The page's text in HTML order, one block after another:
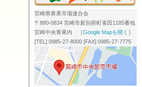
宮崎県青果市場連合会
〒880-0834 宮崎市新別府町雀田1185番地
宮崎中央青果内 ［Google Mapを開く ］
[TEL] 0985-27-8000 [FAX] 0985-27-7775